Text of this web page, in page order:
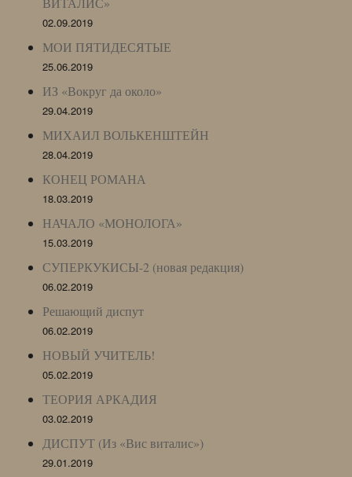
02.09.2019
МОИ ПЯТИДЕСЯТЫЕ
25.06.2019
ИЗ «Вокруг да около»
29.04.2019
МИХАИЛ ВОЛЬКЕНШТЕЙН
28.04.2019
КОНЕЦ РОМАНА
18.03.2019
НАЧАЛО «МОНОЛОГА»
15.03.2019
СУПЕРКУКИСЫ-2 (новая редакция)
06.02.2019
Решающий диспут
06.02.2019
НОВЫЙ УЧИТЕЛЬ!
05.02.2019
ТЕОРИЯ АРКАДИЯ
03.02.2019
ДИСПУТ (Из «Вис виталис»)
29.01.2019